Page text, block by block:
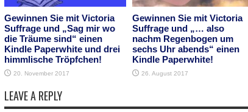
Gewinnen Sie mit Victoria
Suffrage und „Sag mir wo
die Träume sind“ einen
Kindle Paperwhite und drei
himmlische Tröpfchen!
20. November 2017
Gewinnen Sie mit Victoria
Suffrage und „… also
nachm Regenbogen um
sechs Uhr abends“ einen
Kindle Paperwhite!
26. August 2017
LEAVE A REPLY